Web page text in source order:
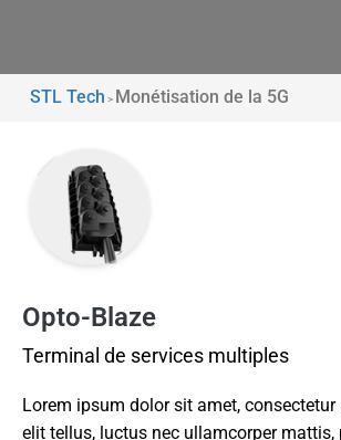
STL Tech > Monétisation de la 5G
Opto-Blaze
Terminal de services multiples
Lorem ipsum dolor sit amet,
elit tellus, luctus nec ullamcorper